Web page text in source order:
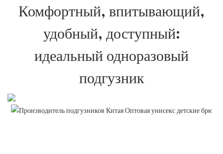
Комфортный, впитывающий,
удобный, доступный:
идеальный одноразовый
подгузник